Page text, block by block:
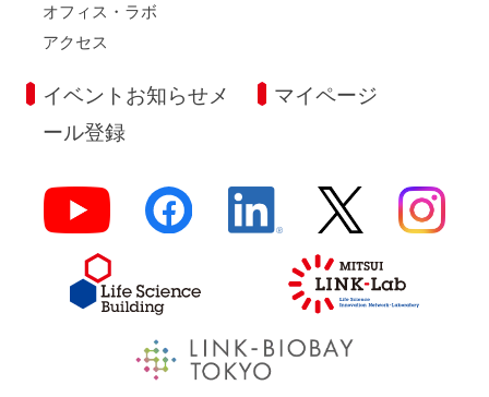
オフィス・ラボ
アクセス
イベントお知らせメ
ール登録
マイページ